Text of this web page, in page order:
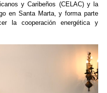
y Caribeños (CELAC) y la
en Santa Marta, y forma parte
la cooperación energética y